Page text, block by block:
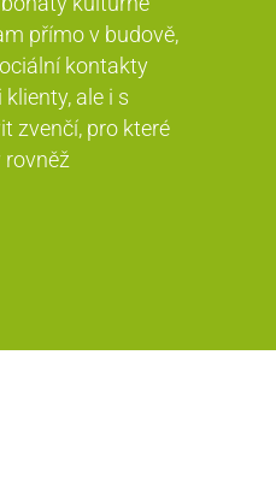
přímo v budově,
kontakty
ale i s
zvenčí, pro které
rovněž